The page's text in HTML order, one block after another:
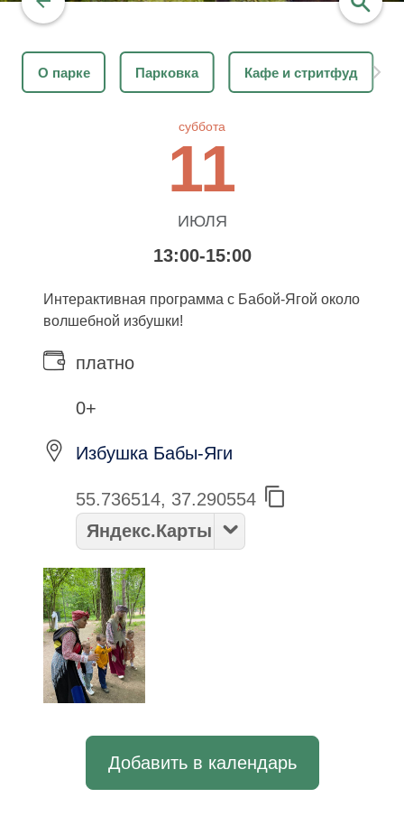
найти
О парке Парковка Кафе и стритфуд
суббота
11
ИЮЛЯ
13:00-15:00
Интерактивная программа с Бабой-Ягой около
волшебной избушки!
платно
0+
Избушка Бабы-Яги
55.736514, 37.290554
Яндекс.Карты
Добавить в календарь